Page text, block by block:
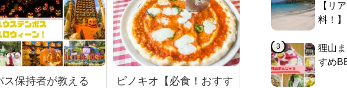
ス保持者が教える
ピノキオ【必食！おすす
【リ
料！
狸山
すめ